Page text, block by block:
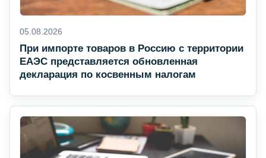
05.08.2026
При импорте товаров в Россию с территории
ЕАЭС представляется обновленная
декларация по косвенным налогам